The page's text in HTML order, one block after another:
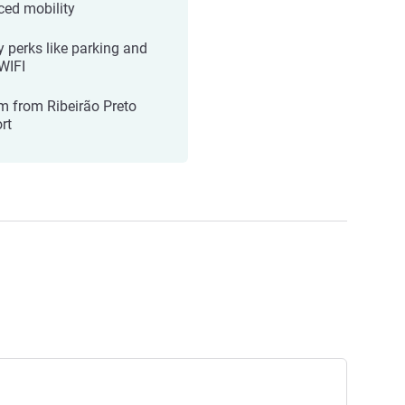
mobility
perks like parking and
from Ribeirão Preto